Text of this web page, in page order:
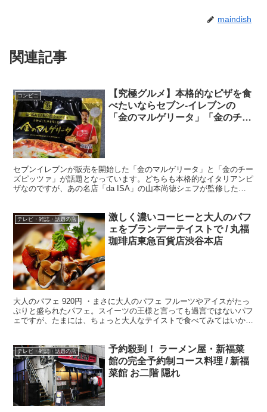
maindish
関連記事
コンビニ
【究極グルメ】本格的なピザを食
べたいならセブン-イレブンの
「金のマルゲリータ」「金のチー
セブンイレブンが販売を開始した「金のマルゲリータ」と「金のチー
ズピッツァ」が話題となっています。どちらも本格的なイタリアンピ
ザなのですが、あの名店「da ISA」の山本尚徳シェフが監修したと
テレビ・雑誌・話題の店
激しく濃いコーヒーと大人のパフ
ェをブランデーテイストで / 丸福
珈琲店東急百貨店渋谷本店
大人のパフェ 920円 ・まさに大人のパフェ フルーツやアイスがたっ
ぷりと盛られたパフェ。スイーツの王様と言っても過言ではないパフ
ェですが、たまには、ちょっと大人なテイストで食べてみてはいかが
テレビ・雑誌・話題の店
予約殺到！ ラーメン屋・新福菜
館の完全予約制コース料理 / 新福
菜館 お二階 隠れ